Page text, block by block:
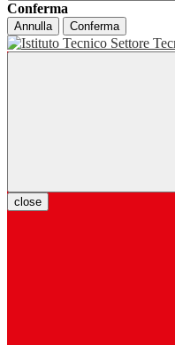
Conferma
Annulla Conferma
close